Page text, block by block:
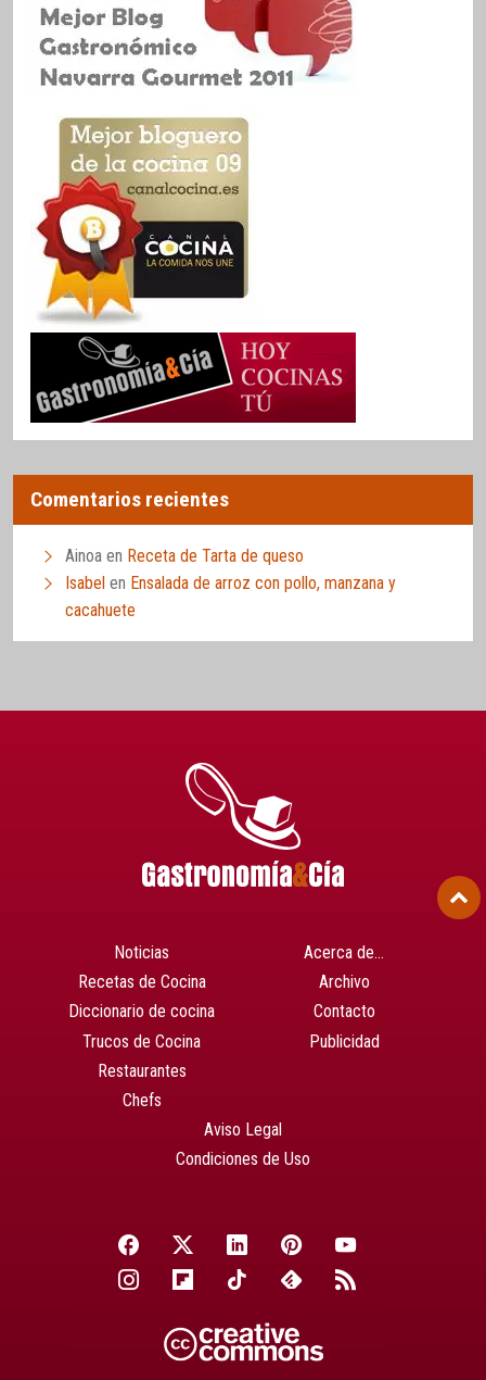
Comentarios recientes
Ainoa en Receta de Tarta de queso
Isabel en Ensalada de arroz con pollo, manzana y
cacahuete
Noticias
Recetas de Cocina
Diccionario de cocina
Trucos de Cocina
Restaurantes
Chefs
Acerca de…
Archivo
Contacto
Publicidad
Aviso Legal
Condiciones de Uso